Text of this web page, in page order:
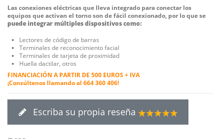
Las conexiones eléctricas que lleva integrado para conectar los
equipos que activan el torno son de fácil conexionado, por lo que se
puede integrar múltiples dispositivos como:
Lectores de código de barras
Terminales de reconocimiento facial
Terminales de tarjeta de proximidad
Huella dactilar, otros
FINANCIACIÓN A PARTIR DE 500 EUROS + IVA
¡Consúltenos llamando al 664 360 406!
Escriba su propia reseña